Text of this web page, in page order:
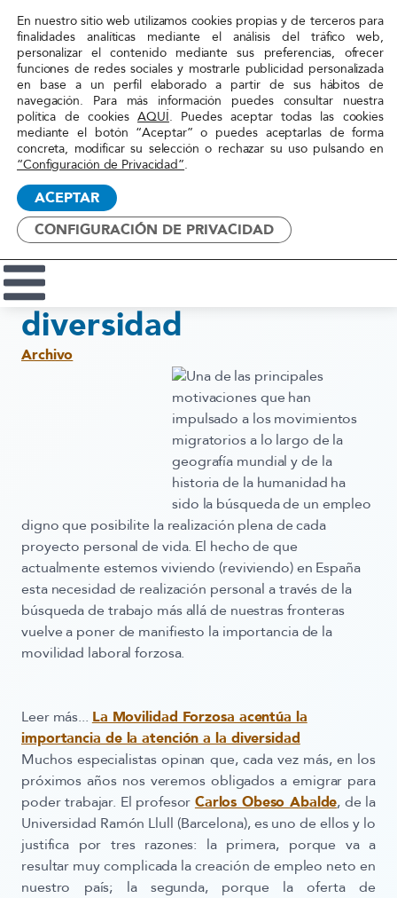
Red
Inicio»Actualidad»La Movilidad Forzosa acentúa
la importancia de la atención a
la diversidad
8 julio, 2015
La Movilidad Forzosa
acentúa la importancia
de la atención a la
diversidad
Archivo
Una de las principales
motivaciones que han
impulsado a los movimientos
migratorios a lo largo de la
geografía mundial y de la
historia de la humanidad ha
sido la búsqueda de un empleo
digno que posibilite la realización plena de cada
proyecto personal de vida. El hecho de que
actualmente estemos viviendo (reviviendo) en España
esta necesidad de realización personal a través de la
búsqueda de trabajo más allá de nuestras fronteras
vuelve a poner de manifiesto la importancia de la
movilidad laboral forzosa.
Leer más... La Movilidad Forzosa acentúa la
importancia de la atención a la diversidad
Muchos especialistas opinan que, cada vez más, en los
próximos años nos veremos obligados a emigrar para
poder trabajar. El profesor Carlos Obeso Abalde, de la
Universidad Ramón Llull (Barcelona), es uno de ellos y lo
justifica por tres razones: la primera, porque va a
resultar muy complicada la creación de empleo neto en
nuestro país; la segunda, porque la oferta de
En nuestro sitio web utilizamos cookies propias y de terceros para
finalidades analíticas mediante el análisis del tráfico web,
personalizar el contenido mediante sus preferencias, ofrecer
funciones de redes sociales y mostrarle publicidad personalizada
en base a un perfil elaborado a partir de sus hábitos de
navegación. Para más información puedes consultar nuestra
política de cookiesAQUÍ. Puedes aceptar todas las cookies
mediante el botón “Aceptar” o puedes aceptarlas de forma
concreta, modificar su selección o rechazar su uso pulsando en
“Configuración de Privacidad”.
ACEPTAR
CONFIGURACIÓN DE PRIVACIDAD